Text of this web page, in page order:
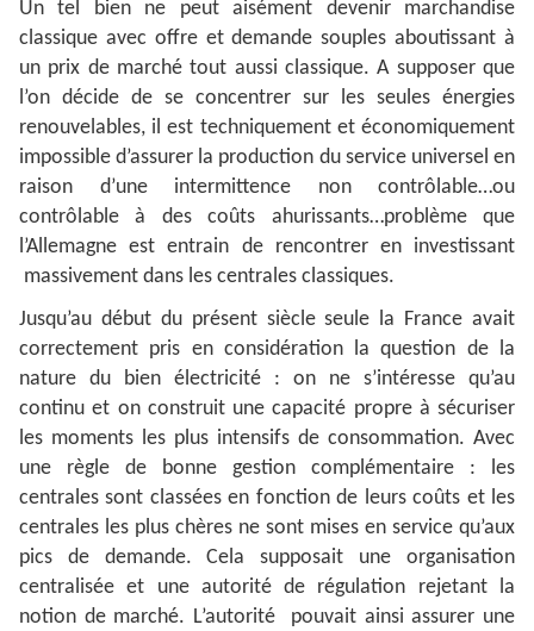
Un tel bien ne peut aisément devenir marchandise
classique avec offre et demande souples aboutissant à
un prix de marché tout aussi classique. A supposer que
l’on décide de se concentrer sur les seules énergies
renouvelables, il est techniquement et économiquement
impossible d’assurer la production du service universel en
raison d’une intermittence non contrôlable…ou
contrôlable à des coûts ahurissants…problème que
l’Allemagne est entrain de rencontrer en investissant
massivement dans les centrales classiques.
Jusqu’au début du présent siècle seule la France avait
correctement pris en considération la question de la
nature du bien électricité : on ne s’intéresse qu’au
continu et on construit une capacité propre à sécuriser
les moments les plus intensifs de consommation. Avec
une règle de bonne gestion complémentaire : les
centrales sont classées en fonction de leurs coûts et les
centrales les plus chères ne sont mises en service qu’aux
pics de demande. Cela supposait une organisation
centralisée et une autorité de régulation rejetant la
notion de marché. L’autorité pouvait ainsi assurer une